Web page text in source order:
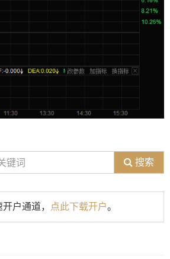
搜索
户通道， 点此下载开户。